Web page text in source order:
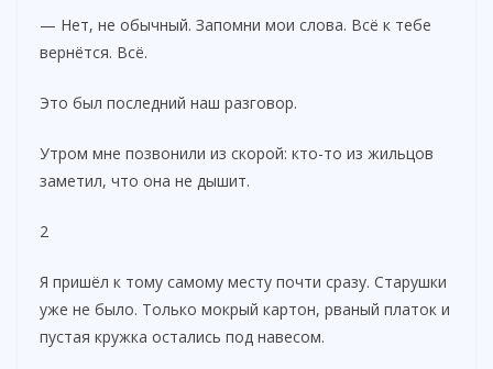
— Нет, не обычный. Запомни мои слова. Всё к тебе
вернётся. Всё.
Это был последний наш разговор.
Утром мне позвонили из скорой: кто-то из жильцов
заметил, что она не дышит.
2
Я пришёл к тому самому месту почти сразу. Старушки
уже не было. Только мокрый картон, рваный платок и
пустая кружка остались под навесом.